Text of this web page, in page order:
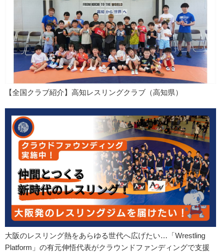
【全国クラブ紹介】高知レスリングクラブ（高知県）
大阪のレスリング熱をあらゆる世代へ広げたい…「Wrestling
Platform」の有元伸悟代表がクラウンドファンディングで支援